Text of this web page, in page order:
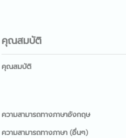
คุณสมบัติ
คุณสมบัติ
ความสามารถทางภาษาอังกฤษ
ความสามารถทางภาษา (อื่นๆ)